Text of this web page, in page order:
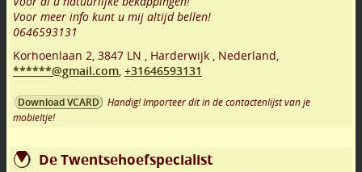
Voor meer info kunt u mij altijd bellen!
0646593131
Korhoenlaan 2, 3847 LN , Harderwijk , Nederland,
******@gmail.com, +31646593131
Download VCARD
Handig! Importeer dit in de contactenlijst van je
mobieltje!
De Twentsehoefspecialist